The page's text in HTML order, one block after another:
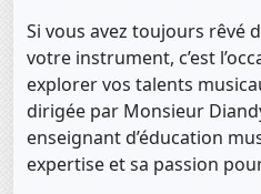
Si vous avez toujours rêvé
votre instrument, c’est
explorer vos talents
dirigée par Monsieur
enseignant d’éducation
expertise et sa passion